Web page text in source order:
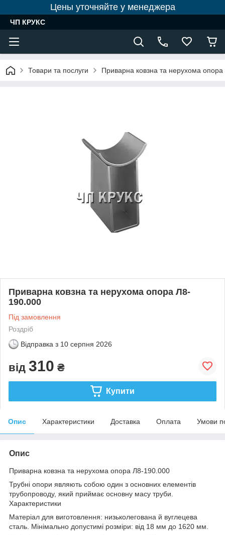
Цены уточняйте у менеджера
ЧП КРУКС
Товари та послуги Приварна ковзна та нерухома
Приварна ковзна та нерухома опора Л8-
190.000
Під замовлення
Роздріб
Відправка з 10 серпня 2026
від 310 ₴
Купити
Опис Характеристики Доставка Оплата Умови
Опис
Приварна ковзна та нерухома опора Л8-190.000
Трубні опори являють собою один з основних елементів
трубопроводу, який приймає основну масу труби.
Характеристики
Матеріал для виготовлення: низьколегована й вуглецева
сталь. Мінімально допустимі розміри: від 18 мм до 1620 мм.